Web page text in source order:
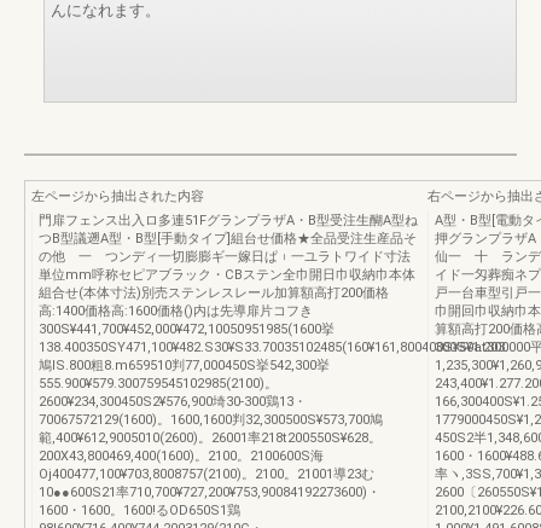
んになれます。
左ページから抽出された内容
門扉フェンス出入ロ多連51FグランプラザA・B型受注生醐A型ね
つB型議遡A型・B型[手動タイプ]組台せ価格★全品受注生産品そ
の他 一 つンディ一切膨膨ギ一嫁日ぱ︲一ユラトワイド寸法
単位mm呼称セピアブラック・CBステン全巾開日巾収納巾本体
組合せ(本体寸法)別売ステンレスレール加算額高打200価格
高:1400価格高:1600価格()内は先導扉片コフき
300S¥441,700¥452,000¥472,10050951985(1600挙
138.400350SY471,100¥482.S30¥S33.70035102485(160¥161,800400S¥50at300
鳩lS.800粗8.m659510判77,000450S挙542,300挙
555.900¥579.300759545102985(2100)。
2600¥234,300450S2¥576,900埼30‐300鶏13・
70067572129(1600)。1600,1600判32,300500S¥573,700鳩
範,400¥612,9005010(2600)。26001率218t200550S¥628。
200X43,800469,400(1600)。2100。2100600S海
Oj400477,100¥703,8008757(2100)。2100。21001導23む
10●●600S21率710,700¥727,200¥753,90084192273600)・
1600・1600。1600!るOD650S1鶏
右ページから抽出
A型・B型[電動
押グランプラザ
仙一 十 ランデ
イド一匁葬痴ネ
戸一台車型引戸
巾開回巾収納巾
算額高打200価格
300S¥1.203.000
450S2半
1600・
率ヽ
2600〔